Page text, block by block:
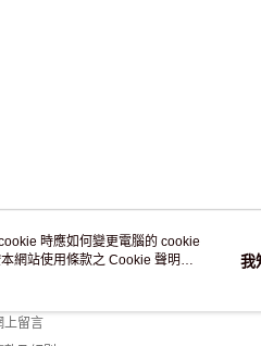
戶服務
上留言
時應如何變更電腦的 cookie
網站使用條款之 Cookie 聲明使
我